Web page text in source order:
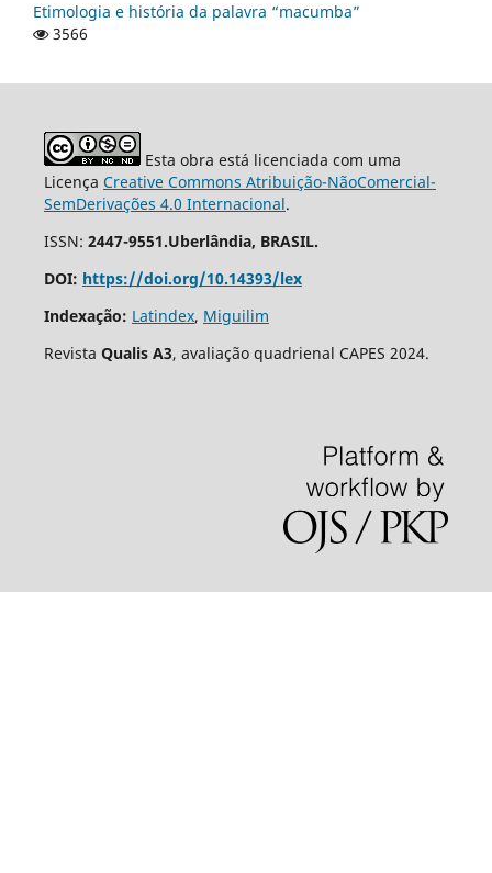
Etimologia e história da palavra “macumba”
3566
Esta obra está licenciada com uma
Licença Creative Commons Atribuição-NãoComercial-
SemDerivações 4.0 Internacional.
ISSN: 2447-9551.Uberlândia, BRASIL.
DOI: https://doi.org/10.14393/lex
Indexação: Latindex, Miguilim
Revista Qualis A3, avaliação quadrienal CAPES 2024.